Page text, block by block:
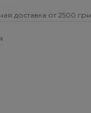
доставка от 2500 грн